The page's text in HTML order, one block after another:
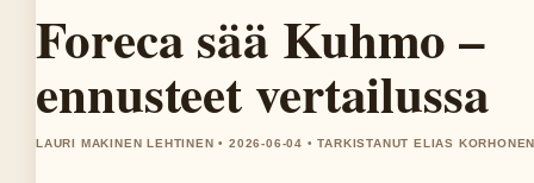
Foreca sää Kuhmo –
ennusteet vertailussa
LAURI MAKINEN LEHTINEN • 2026-06-04 • TARKISTANUT ELIAS